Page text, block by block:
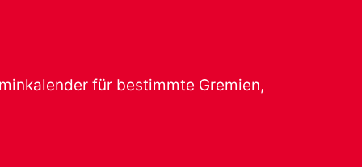
für bestimmte Gremien,